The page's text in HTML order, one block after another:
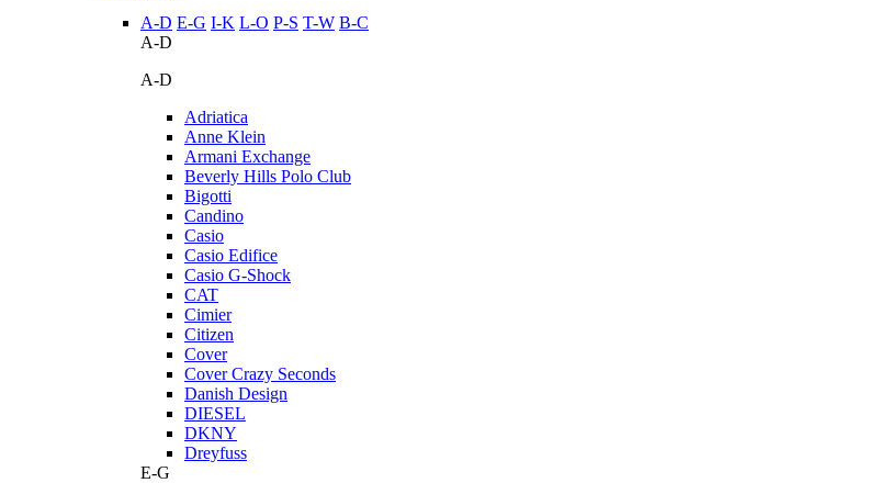
A-D E-G I-K L-O P-S T-W В-С
A-D
A-D
Adriatica
Anne Klein
Armani Exchange
Beverly Hills Polo Club
Bigotti
Candino
Casio
Casio Edifice
Casio G-Shock
CAT
Cimier
Citizen
Cover
Cover Crazy Seconds
Danish Design
DIESEL
DKNY
Dreyfuss
E-G